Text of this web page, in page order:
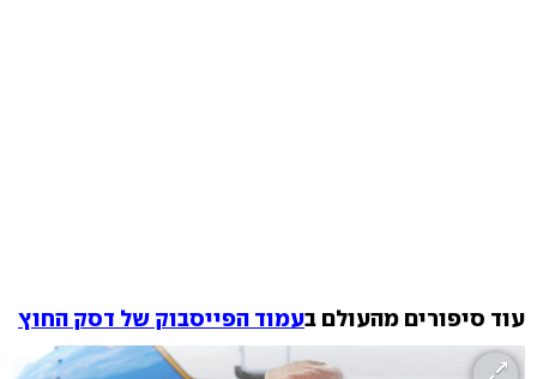
עוד סיפורים מהעולם בעמוד הפייסבוק של דסק החוץ